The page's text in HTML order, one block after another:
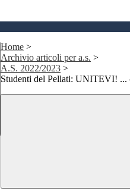
Home >
Archivio articoli per a.s. >
A.S. 2022/2023 >
Studenti del Pellati: UNITEVI!